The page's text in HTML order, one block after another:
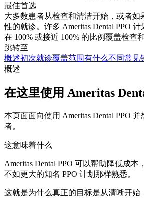
最佳首选
大多数患者从检查和清洁开始，或者如
性的就诊。许多 Ameritas Dental PPO
在 100% 或接近 100% 的比例覆盖检查
跳转至
概述初次就诊覆盖范围有什么不同常见
概述
在这里使用 Ameritas
本页面面向使用 Ameritas Dental PPO
者。
这意味着什么
Ameritas Dental PPO 可以帮助降低成
不如更大的知名 PPO 计划那样熟悉。
这就是为什么真正的目标是从清晰开始